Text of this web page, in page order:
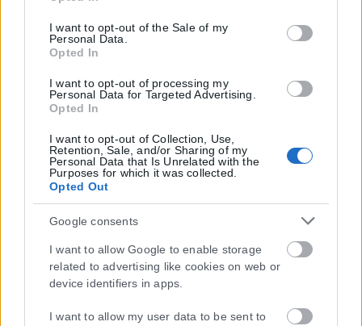
tags to use your data for below specified purposes in below
Google consent section.
I want to opt-out of the Sale of my
Personal Data.
Opted In
I want to opt-out of processing my
Personal Data for Targeted Advertising.
Opted In
I want to opt-out of Collection, Use,
Retention, Sale, and/or Sharing of my
Personal Data that Is Unrelated with the
Purposes for which it was collected.
Opted Out
Google consents
I want to allow Google to enable storage
related to advertising like cookies on web or
device identifiers in apps.
I want to allow my user data to be sent to